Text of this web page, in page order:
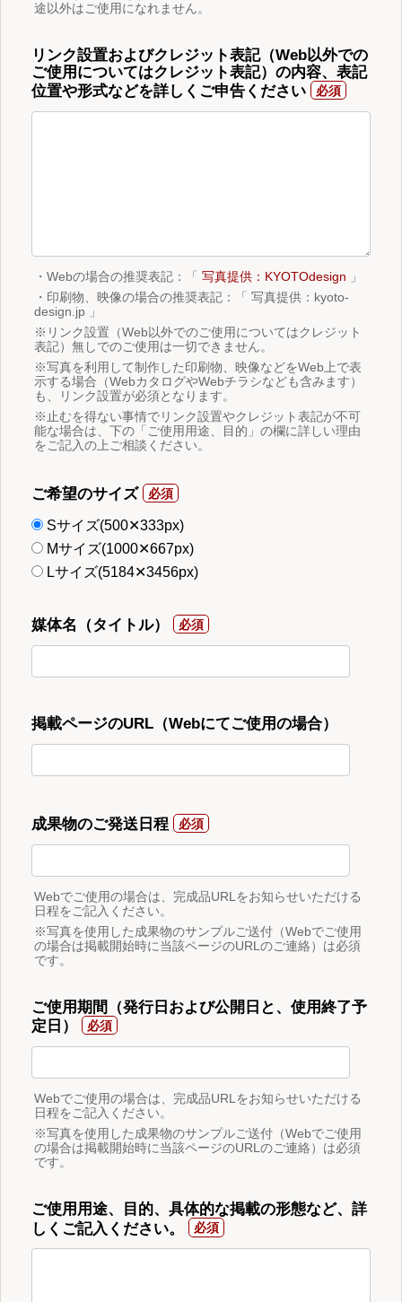
途以外はご使用になれません。
リンク設置およびクレジット表記（Web以外での
ご使用についてはクレジット表記）の内容、表記
位置や形式などを詳しくご申告ください
・Webの場合の推奨表記：「 写真提供：KYOTOdesign 」
・印刷物、映像の場合の推奨表記：「 写真提供：kyoto-
design.jp 」
※リンク設置（Web以外でのご使用についてはクレジット
表記）無しでのご使用は一切できません。
※写真を利用して制作した印刷物、映像などをWeb上で表
示する場合（WebカタログやWebチラシなども含みます）
も、リンク設置が必須となります。
※止むを得ない事情でリンク設置やクレジット表記が不可
能な場合は、下の「ご使用用途、目的」の欄に詳しい理由
をご記入の上ご相談ください。
ご希望のサイズ
Sサイズ(500✕333px)
Mサイズ(1000✕667px)
Lサイズ(5184✕3456px)
媒体名（タイトル）
掲載ページのURL（Webにてご使用の場合）
成果物のご発送日程
Webでご使用の場合は、完成品URLをお知らせいただける
日程をご記入ください。
※写真を使用した成果物のサンプルご送付（Webでご使用
の場合は掲載開始時に当該ページのURLのご連絡）は必須
です。
ご使用期間（発行日および公開日と、使用終了予
定日）
Webでご使用の場合は、完成品URLをお知らせいただける
日程をご記入ください。
※写真を使用した成果物のサンプルご送付（Webでご使用
の場合は掲載開始時に当該ページのURLのご連絡）は必須
です。
ご使用用途、目的、具体的な掲載の形態など、詳
しくご記入ください。